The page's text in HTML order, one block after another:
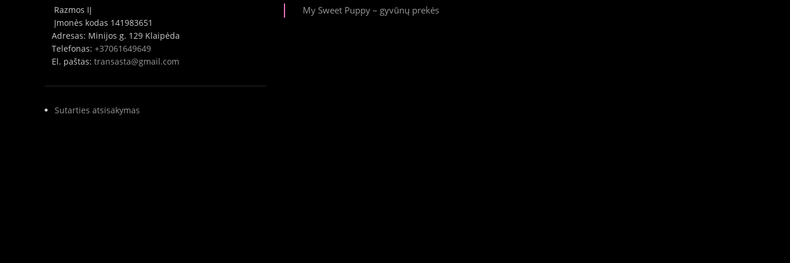
Razmos IĮ
Įmonės kodas 141983651
Adresas: Minijos g. 129 Klaipėda
Telefonas: +37061649649
El. paštas: transasta@gmail.com
Sutarties atsisakymas
My Sweet Puppy – gyvūnų prekės